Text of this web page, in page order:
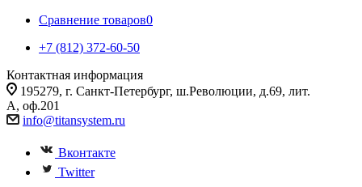
Сравнение товаров0
+7 (812) 372-60-50
Контактная информация
195279, г. Санкт-Петербург, ш.Революции, д.69, лит.
А, оф.201
info@titansystem.ru
Вконтакте
Twitter